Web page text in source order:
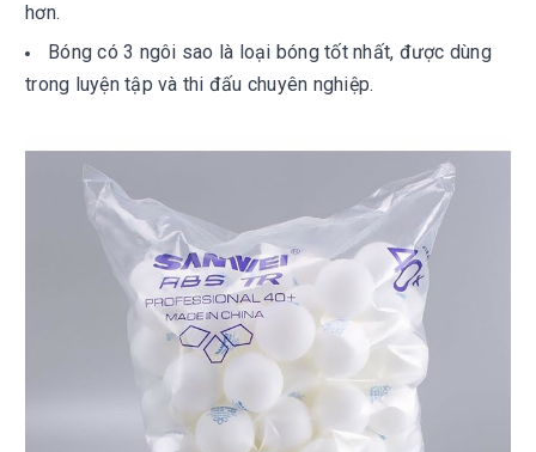
hơn.
Bóng có 3 ngôi sao là loại bóng tốt nhất, được dùng
trong luyện tập và thi đấu chuyên nghiệp.